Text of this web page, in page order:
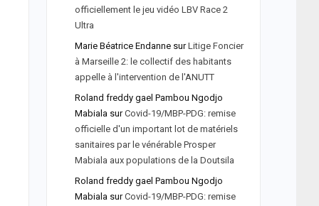
officiellement le jeu vidéo LBV Race 2
Ultra
Marie Béatrice EndannesurLitige Foncier
à Marseille 2: le collectif des habitants
appelle à l'intervention de l'ANUTT
Roland freddy gael Pambou Ngodjo
MabialasurCovid-19/MBP-PDG: remise
officielle d'un important lot de matériels
sanitaires par le vénérable Prosper
Mabiala aux populations de la Doutsila
Roland freddy gael Pambou Ngodjo
MabialasurCovid-19/MBP-PDG: remise